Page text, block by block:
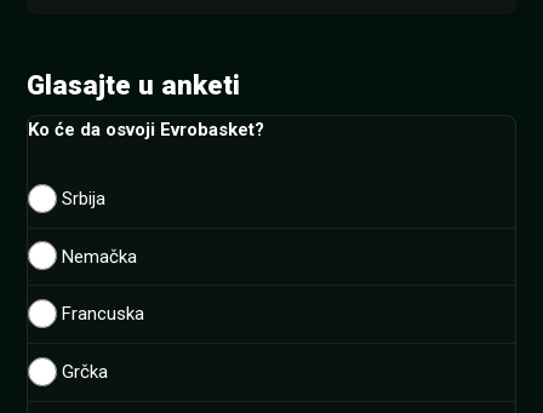
Glasajte u anketi
Ko će da osvoji Evrobasket?
Srbija
Nemačka
Francuska
Grčka